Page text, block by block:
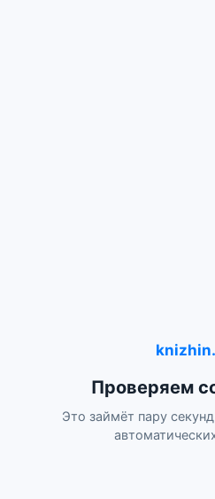
Проверяем
Это займёт пару